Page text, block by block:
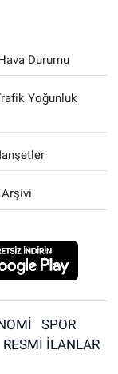
Durumu
Yoğunluk
SPOR
RESMİ İLANLAR